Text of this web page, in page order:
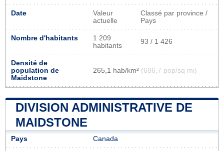
Date
Valeur
actuelle
Classé par province /
Pays
Nombre d'habitants
1 209
habitants
93 / 1 426
Densité de
population de
Maidstone
265,1 hab/km² (686,7 pop/sq mi)
DIVISION ADMINISTRATIVE DE
MAIDSTONE
Pays Canada